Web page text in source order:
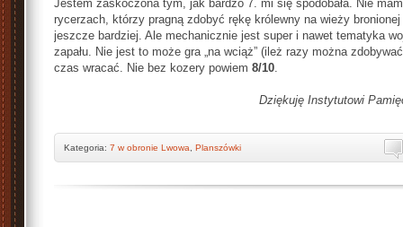
Jestem zaskoczona tym, jak bardzo 7. mi się spodobała. Nie
rycerzach, którzy pragną zdobyć rękę królewny na wieży
jeszcze bardziej. Ale mechanicznie jest super i nawet tematyka
zapału. Nie jest to może gra „na wciąż” (ileż razy można
czas wracać. Nie bez kozery powiem 8/10.
Dziękuję Instytutowi
Kategoria: 7 w obronie Lwowa Planszówki